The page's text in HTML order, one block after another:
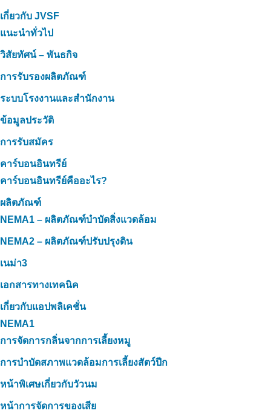
เกี่ยวกับ JVSF
แนะนำทั่วไป
วิสัยทัศน์ – พันธกิจ
การรับรองผลิตภัณฑ์
ระบบโรงงานและสำนักงาน
ข้อมูลประวัติ
การรับสมัคร
คาร์บอนอินทรีย์
คาร์บอนอินทรีย์คืออะไร?
ผลิตภัณฑ์
NEMA1 – ผลิตภัณฑ์บำบัดสิ่งแวดล้อม
NEMA2 – ผลิตภัณฑ์ปรับปรุงดิน
เนม่า3
เอกสารทางเทคนิค
เกี่ยวกับแอปพลิเคชั่น
NEMA1
การจัดการกลิ่นจากการเลี้ยงหมู
การบำบัดสภาพแวดล้อมการเลี้ยงสัตว์ปีก
หน้าพิเศษเกี่ยวกับวัวนม
หน้าการจัดการของเสีย